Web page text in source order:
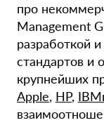
про
Management
разработкой
стандартов и
крупнейших
Apple, HP,